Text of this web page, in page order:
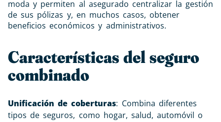
moda y permiten al asegurado centralizar la gestión
de sus pólizas y, en muchos casos, obtener
beneficios económicos y administrativos.
Características del seguro
combinado
Unificación de coberturas: Combina diferentes
tipos de seguros, como hogar, salud, automóvil o